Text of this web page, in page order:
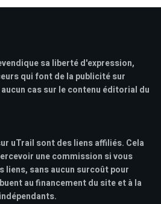
sa liberté d'expression,
qui font de la publicité sur
cas sur le contenu éditorial du
uTrail sont des liens affiliés. Cela
une commission si vous
liens, sans aucun surcoût pour
au financement du site et à la